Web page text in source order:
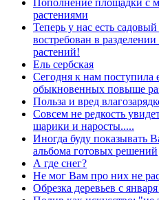
Пополнение площадки с
растениями
Теперь у нас есть
востребован в
растений!
Ель сербская
Сегодня к нам поступила
обыкновенных повыше
Польза и вред
Совсем не редкость
шарики и наросты.....
Иногда буду показывать
альбома готовых решений
А где снег?
Не мог Вам про них не
Обрезка деревьев с